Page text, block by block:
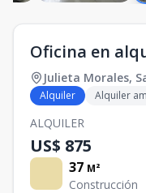
Oficina en
Julieta Morales,
Alquiler Alquiler
ALQUILER
US$ 875
37 M²
Construcción